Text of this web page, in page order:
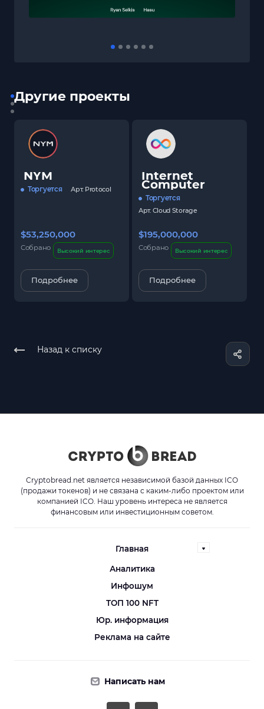
Другие проекты
NYM
Торгуется Арт. Protocol
$53,250,000
Собрано Высокий интерес
Подробнее
Internet
Computer
Торгуется
Арт. Cloud Storage
$195,000,000
Собрано Высокий интерес
Подробнее
Назад к списку
Cryptobread.net является независимой базой данных ICO
(продажи токенов) и не связана с каким-либо проектом или
компанией ICO. Наш уровень интереса не является
финансовым или инвестиционным советом.
Главная
Аналитика
Инфошум
ТОП 100 NFT
Юр. информация
Реклама на сайте
Написать нам